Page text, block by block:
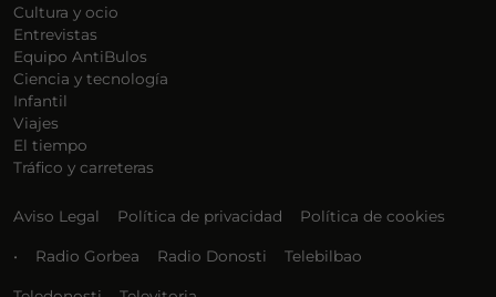
Cultura y ocio
Entrevistas
Equipo AntiBulos
Ciencia y tecnología
Infantil
Viajes
El tiempo
Tráfico y carreteras
Aviso Legal Política de privacidad Política de cookies
• Radio Gorbea Radio Donosti Telebilbao